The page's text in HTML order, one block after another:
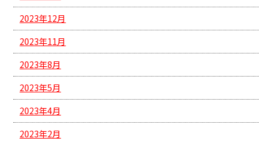
2023年12月
2023年11月
2023年8月
2023年5月
2023年4月
2023年2月